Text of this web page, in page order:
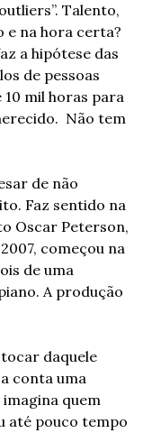
Talento,
e na hora certa?
a hipótese das
de pessoas
mil horas para
Não tem
de não
Faz sentido na
Oscar Peterson,
começou na
de uma
A produção
daquele
conta uma
imagina quem
até pouco tempo